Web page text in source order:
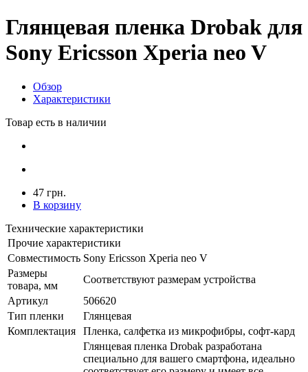
Глянцевая пленка Drobak для
Sony Ericsson Xperia neo V
Обзор
Характеристики
Товар есть в наличии
47 грн.
В корзину
Технические характеристики
Прочие характеристики
Совместимость Sony Ericsson Xperia neo V
Размеры
товара, мм
Соответствуют размерам устройства
Артикул
506620
Тип пленки
Глянцевая
Комплектация
Пленка, салфетка из микрофибры, софт-кард
Глянцевая пленка Drobak разработана
специально для вашего смартфона, идеально